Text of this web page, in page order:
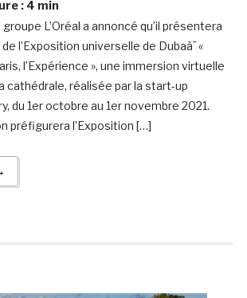
: 4 min
L’Oréal a annoncé qu’il présentera
l’Exposition universelle de Dubaà¯ «
l’Expérience », une immersion virtuelle
cathédrale, réalisée par la start-up
du 1er octobre au 1er novembre 2021.
préfigurera l’Exposition […]